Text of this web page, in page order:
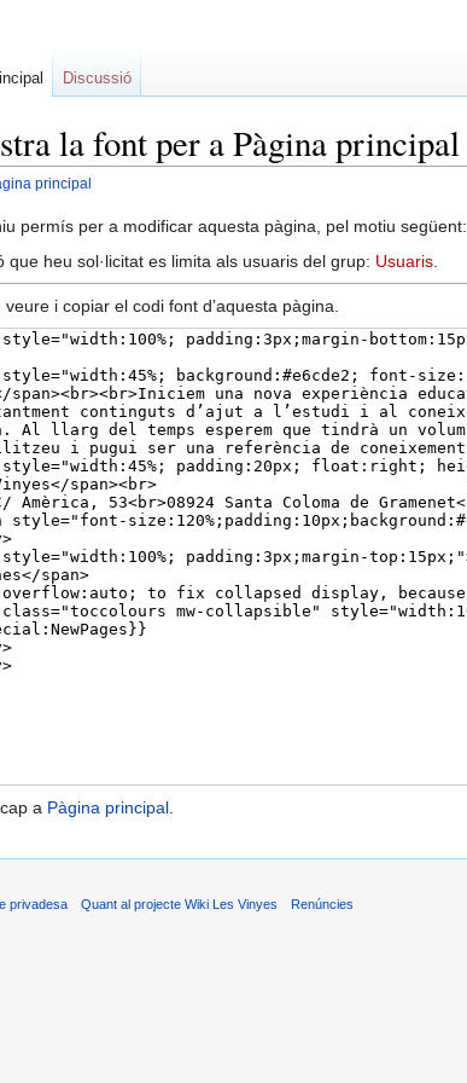
la font per a Pàgina principal
principal
permís per a modificar aquesta pàgina, pel motiu següent:
que heu sol·licitat es limita als usuaris del grup: Usuaris
veure i copiar el codi font d’aquesta pàgina.
a Pàgina principal.
Discussió
privadesa Quant al projecte Wiki Les Vinyes Renúncies